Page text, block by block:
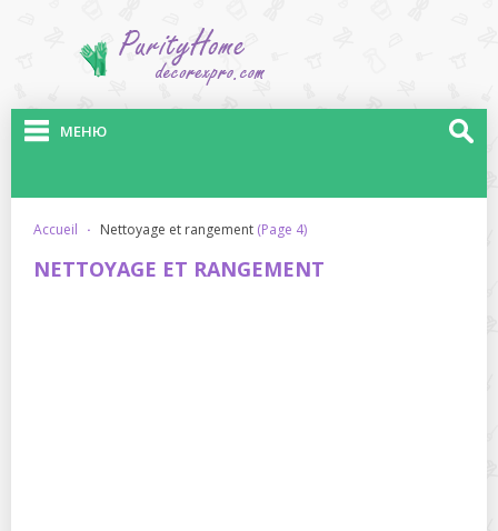
МЕНЮ
accueil · nettoyage et rangement (Page 4)
NETTOYAGE ET RANGEMENT